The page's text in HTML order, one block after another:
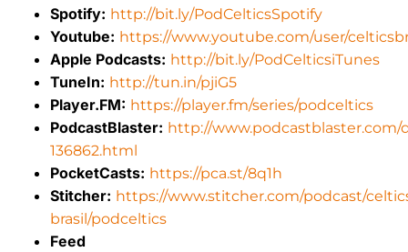
Spotify: http://bit.ly/PodCelticsSpotify
Youtube: https://www.youtube.com/user/
Apple Podcasts: http://bit.ly/PodCelticsiTunes
TuneIn: http://tun.in/pjiG5
Player.FM: https://player.fm/series/podceltics
PodcastBlaster: http://www.podcastblaster.com/
136862.html
PocketCasts: https://pca.st/8q1h
Stitcher: https://www.stitcher.com/podcast/
brasil/podceltics
Feed